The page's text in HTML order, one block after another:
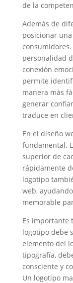
de la
Además de
posicionar
personalidad
conexión
permite
manera más
generar
traduce en
En el diseño
fundamental.
superior de
rápidamente
logotipo
web,
memorable
Es importante
logotipo debe
elemento del
tipografía,
consciente y
Un logotipo